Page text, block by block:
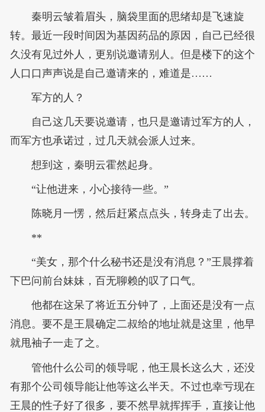
秦明云皱着眉头，脑袋里面的思绪却是飞速旋
转。最近一段时间因为基因药品的原因，自己已经很
久没有见过外人，更别说邀请别人。但是楼下的这个
人口口声声说是自己邀请来的，难道是……
军方的人？
自己这几天要说邀请，也只是邀请过军方的人，
而军方也承诺过，过几天就会派人过来。
想到这，秦明云霍然起身。
“让他进来，小心接待一些。”
陈晓月一愣，然后赶紧点点头，转身走了出去。
**
“美女，那个什么秘书还是没有消息？”王晨撑着
下巴问前台妹妹，百无聊赖的叹了口气。
他都在这呆了将近五分钟了，上面还是没有一点
消息。要不是王晨确定二叔给的地址就是这里，他早
就甩袖子一走了之。
管他什么公司的领导呢，他王晨长这么大，还没
有那个公司领导能让他等这么半天。不过也幸亏现在
王晨的性子好了很多，要不然早就挥挥手，直接让他